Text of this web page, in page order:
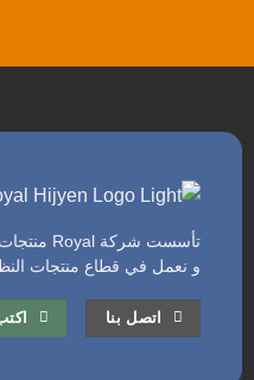
و نعمل في قطاع منتجات
اتصل بنا